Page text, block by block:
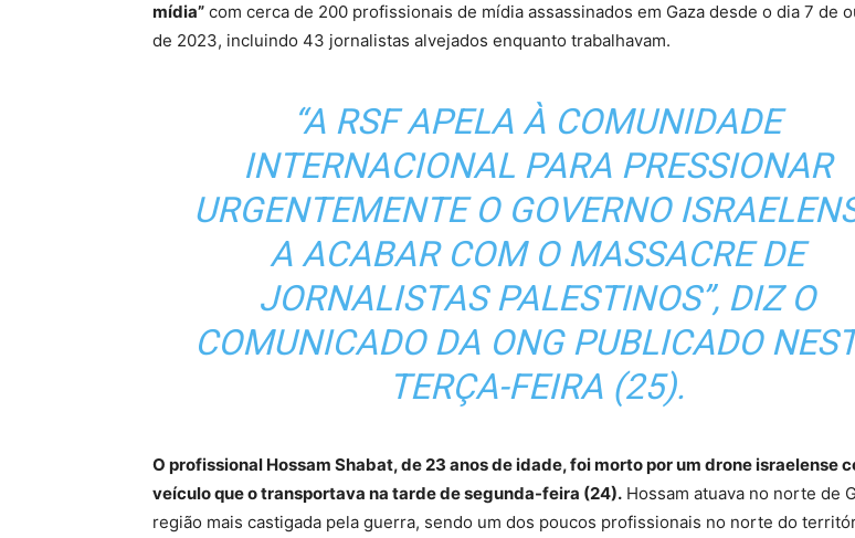
mídia” com cerca de 200 profissionais de mídia assassinados em Gaza desde o dia 7 de
de 2023, incluindo 43 jornalistas alvejados enquanto trabalhavam.
“A RSF APELA À COMUNIDADE
INTERNACIONAL PARA PRESSIONAR
URGENTEMENTE O GOVERNO
A ACABAR COM O MASSACRE DE
JORNALISTAS PALESTINOS”, DIZ O
COMUNICADO DA ONG PUBLICADO
TERÇA-FEIRA (25).
O profissional Hossam Shabat, de 23 anos de idade, foi morto por um drone israelense
veículo que o transportava na tarde de segunda-feira (24). Hossam atuava no norte de
região mais castigada pela guerra, sendo um dos poucos profissionais no norte do